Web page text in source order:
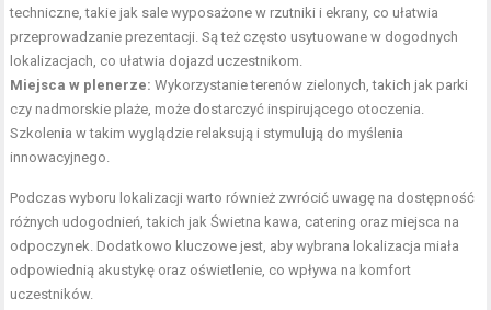
techniczne, takie jak sale wyposażone w rzutniki i ekrany, co ułatwia
przeprowadzanie prezentacji. Są też często usytuowane w dogodnych
lokalizacjach, co ułatwia dojazd uczestnikom.
Miejsca w plenerze: Wykorzystanie terenów zielonych, takich jak parki
czy nadmorskie plaże, może dostarczyć inspirującego otoczenia.
Szkolenia w takim wyglądzie relaksują i stymulują do myślenia
innowacyjnego.
Podczas wyboru lokalizacji warto również zwrócić uwagę na dostępność
różnych udogodnień, takich jak Świetna kawa, catering oraz miejsca na
odpoczynek. Dodatkowo kluczowe jest, aby wybrana lokalizacja miała
odpowiednią akustykę oraz oświetlenie, co wpływa na komfort
uczestników.